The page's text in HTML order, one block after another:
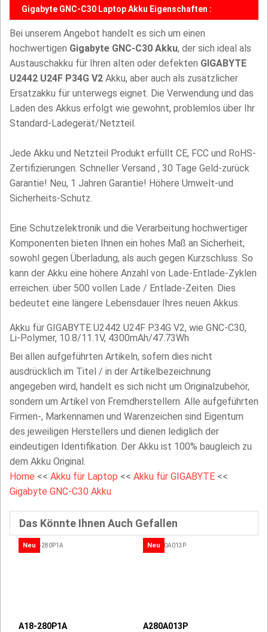
Gigabyte GNC-C30 Laptop Akku Eigenschaften :
Bei unserem Angebot handelt es sich um einen
hochwertigen Gigabyte GNC-C30 Akku, der sich ideal als
Austauschakku für Ihren alten oder defekten GIGABYTE
U2442 U24F P34G V2 Akku, aber auch als zusätzlicher
Ersatzakku für unterwegs eignet. Die Verwendung und das
Laden des Akkus erfolgt wie gewohnt, problemlos über Ihr
Standard-Ladegerät/Netzteil.
Jede Akku und Netzteil Produkt erfüllt CE, FCC und RoHS-
Zertifizierungen. Schneller Versand , 30 Tage Geld-zurück
Garantie! Neu, 1 Jahren Garantie! Höhere Umwelt-und
Sicherheits-Schutz.
Eine Schutzelektronik und die Verarbeitung hochwertiger
Komponenten bieten Ihnen ein hohes Maß an Sicherheit,
sowohl gegen Überladung, als auch gegen Kurzschluss. So
kann der Akku eine höhere Anzahl von Lade-Entlade-Zyklen
erreichen. über 500 vollen Lade / Entlade-Zeiten. Dies
bedeutet eine längere Lebensdauer Ihres neuen Akkus.
Akku für GIGABYTE U2442 U24F P34G V2, wie GNC-C30,
Li-Polymer, 10.8/11.1V, 4300mAh/47.73Wh
Bei allen aufgeführten Artikeln, sofern dies nicht
ausdrücklich im Titel / in der Artikelbezeichnung
angegeben wird, handelt es sich nicht um Originalzubehör,
sondern um Artikel von Fremdherstellern. Alle aufgeführten
Firmen-, Markennamen und Warenzeichen sind Eigentum
des jeweiligen Herstellers und dienen lediglich der
eindeutigen Identifikation. Der Akku ist 100% baugleich zu
dem Akku Original.
Home << Akku für Laptop << Akku für GIGABYTE <<
Gigabyte GNC-C30 Akku
Das Könnte Ihnen Auch Gefallen
Neu
A18-280P1A
Neu
A280A013P